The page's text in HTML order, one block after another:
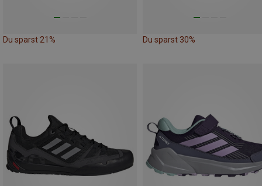
Du sparst 21% Du sparst 30%